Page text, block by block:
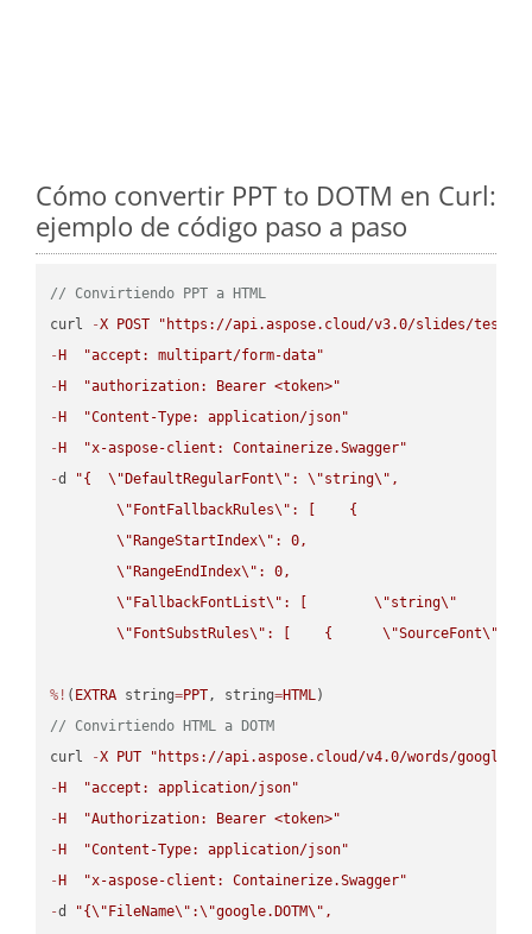
Cómo convertir PPT to DOTM en Curl:
ejemplo de código paso a paso
// Convirtiendo PPT a HTML
curl
-X POST
"https://api.aspose.cloud/v3.0/slides/test-
- H
"accept: multipart/form-data"
- H
"authorization: Bearer <token>"
- H
"Content-Type: application/json"
- H
"x-aspose-client: Containerize.Swagger"
-d "{ \" DefaultRegularFont\" : \"string\" ,
\" FontFallbackRules\" : [    {
\" RangeStartIndex\" : 0,
\" RangeEndIndex\" : 0,
\" FallbackFontList\" : [ \"string\"
\" FontSubstRules\" : [    { \"SourceFont\"
%! ( EXTRA string=PPT, string=HTML
// Convirtiendo HTML a DOTM
curl
-X PUT
"https://api.aspose.cloud/v4.0/words/
- H
"accept: application/json"
- H
"Authorization: Bearer <token>"
- H
"Content-Type: application/json"
- H
"x-aspose-client: Containerize.Swagger"
-d "{\" FileName\" :\"google.DOTM\" ,